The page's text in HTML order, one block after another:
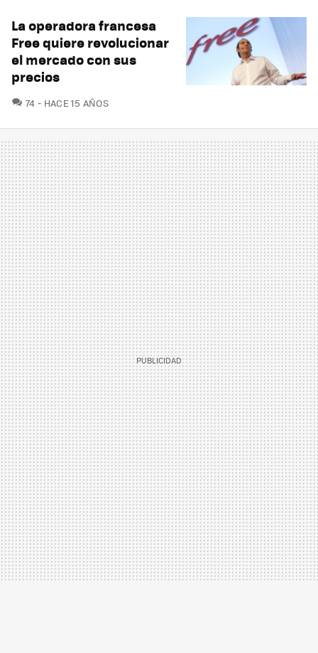
La operadora francesa
Free quiere revolucionar
el mercado con sus
precios
74 COMENTARIOS
HACE 15 AÑOS